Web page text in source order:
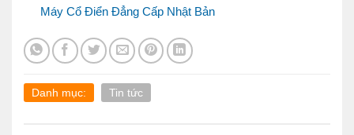
Máy Cổ Điển Đẳng Cấp Nhật Bản
Danh mục: Tin tức